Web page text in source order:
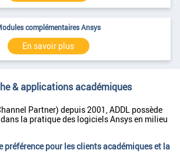
complémentaires Ansys
En savoir plus
& applications académiques
Partner) depuis 2001, ADDL possède
la pratique des logiciels Ansys en milieu
préférence pour les clients académiques et la